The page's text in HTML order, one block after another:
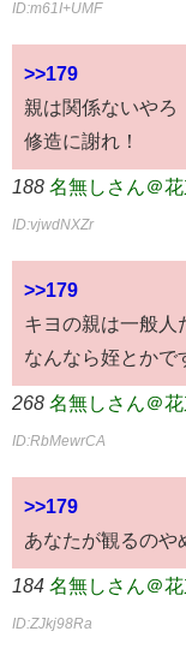
ID:m61I+UMF
>>179
親は関係ないやろ
修造に謝れ！
188 名無しさん＠
ID:vjwdNXZr
>>179
キヨの親は一般人
なんなら姪とかで
268 名無しさん＠
ID:RbMewrCA
>>179
あなたが観るのや
184 名無しさん＠
ID:ZJkj98Ra